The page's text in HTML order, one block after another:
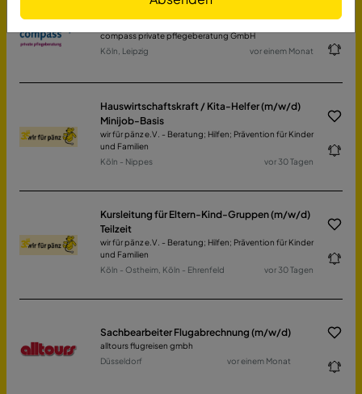
Pflegefachkraft (m/w/d) Beratung am Telefon
für Pflegebedürftige & Angehörige
compass private pflegeberatung GmbH
Köln, Leipzig
vor einem Monat
Hauswirtschaftskraft / Kita-Helfer (m/w/d)
Minijob-Basis
wir für pänz e.V. - Beratung; Hilfen; Prävention für Kinder
und Familien
Köln - Nippes
vor 30 Tagen
Kursleitung für Eltern-Kind-Gruppen (m/w/d)
Teilzeit
wir für pänz e.V. - Beratung; Hilfen; Prävention für Kinder
und Familien
Köln - Ostheim, Köln - Ehrenfeld
vor 30 Tagen
Sachbearbeiter Flugabrechnung (m/w/d)
alltours flugreisen gmbh
Düsseldorf
vor einem Monat